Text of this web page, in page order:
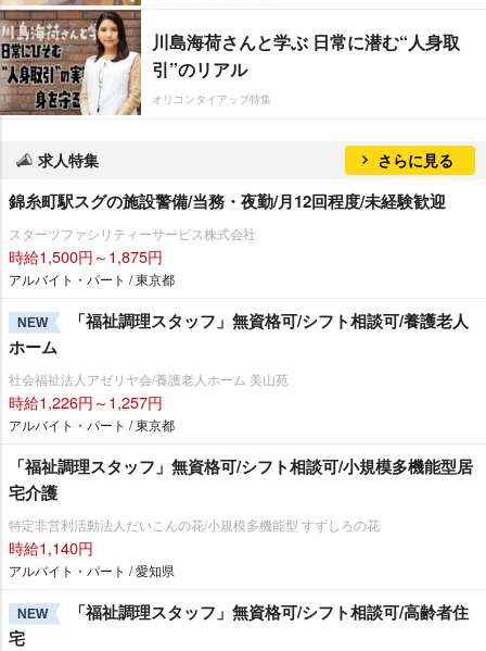
川島海荷さんと学ぶ 日常に潜む“人身取
引”のリアル
オリコンタイアップ特集
求人特集 さらに見る
錦糸町駅スグの施設警備/当務・夜勤/月12回程度/未経験歓迎
スターツファシリティーサービス株式会社
時給1,500円～1,875円
アルバイト・パート / 東京都
NEW
「福祉調理スタッフ」無資格可/シフト相談可/養護老人
ホーム
社会福祉法人アゼリヤ会/養護老人ホーム 美山苑
時給1,226円～1,257円
アルバイト・パート / 東京都
「福祉調理スタッフ」無資格可/シフト相談可/小規模多機能型居
宅介護
特定非営利活動法人だいこんの花/小規模多機能型 すずしろの花
時給1,140円
アルバイト・パート / 愛知県
NEW
「福祉調理スタッフ」無資格可/シフト相談可/高齢者住
宅